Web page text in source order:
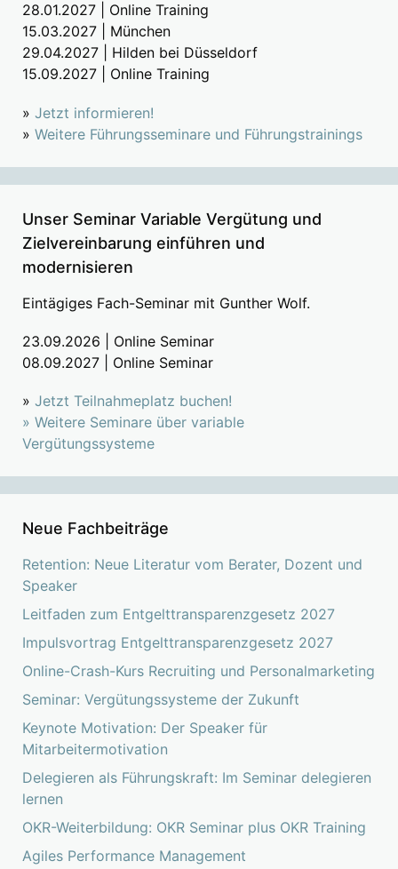
28.01.2027 | Online Training
15.03.2027 | München
29.04.2027 | Hilden bei Düsseldorf
15.09.2027 | Online Training
» Jetzt informieren!
» Weitere Führungsseminare und Führungstrainings
Unser Seminar Variable Vergütung und
Zielvereinbarung einführen und
modernisieren
Eintägiges Fach-Seminar mit Gunther Wolf.
23.09.2026 | Online Seminar
08.09.2027 | Online Seminar
» Jetzt Teilnahmeplatz buchen!
» Weitere Seminare über variable
Vergütungssysteme
Neue Fachbeiträge
Retention: Neue Literatur vom Berater, Dozent und
Speaker
Leitfaden zum Entgelttransparenzgesetz 2027
Impulsvortrag Entgelttransparenzgesetz 2027
Online-Crash-Kurs Recruiting und Personalmarketing
Seminar: Vergütungssysteme der Zukunft
Keynote Motivation: Der Speaker für
Mitarbeitermotivation
Delegieren als Führungskraft: Im Seminar delegieren
lernen
OKR-Weiterbildung: OKR Seminar plus OKR Training
Agiles Performance Management